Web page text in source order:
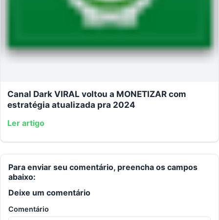
Canal Dark VIRAL voltou a MONETIZAR com
estratégia atualizada pra 2024
Ler artigo
Para enviar seu comentário, preencha os campos
abaixo:
Deixe um comentário
Comentário